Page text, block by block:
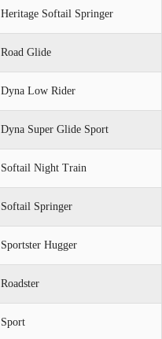
Heritage Softail Springer
Road Glide
Dyna Low Rider
Dyna Super Glide Sport
Softail Night Train
Softail Springer
Sportster Hugger
Roadster
Sport